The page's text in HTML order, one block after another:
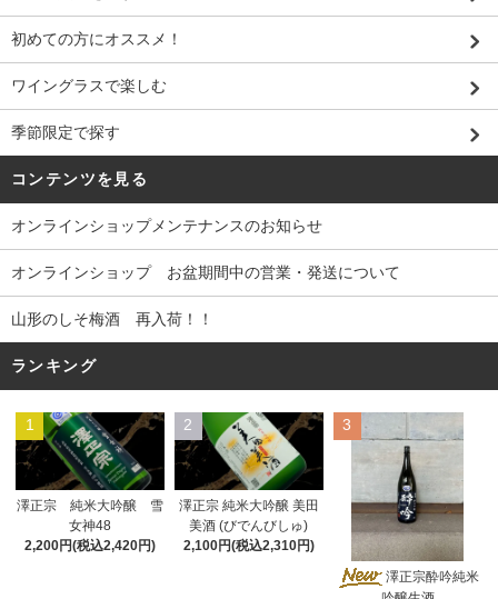
初めての方にオススメ！
ワイングラスで楽しむ
季節限定で探す
コンテンツを見る
オンラインショップメンテナンスのお知らせ
オンラインショップ お盆期間中の営業・発送について
山形のしそ梅酒 再入荷！！
ランキング
1
澤正宗 純米大吟醸 雪
女神48
2,200円(税込2,420円)
2
澤正宗 純米大吟醸 美田
美酒 (びでんびしゅ)
2,100円(税込2,310円)
3
澤正宗酔吟純米